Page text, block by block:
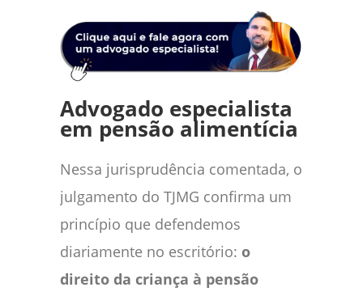
Advogado especialista
em pensão alimentícia
Nessa jurisprudência comentada, o
julgamento do TJMG confirma um
princípio que defendemos
diariamente no escritório: o
direito da criança à pensão